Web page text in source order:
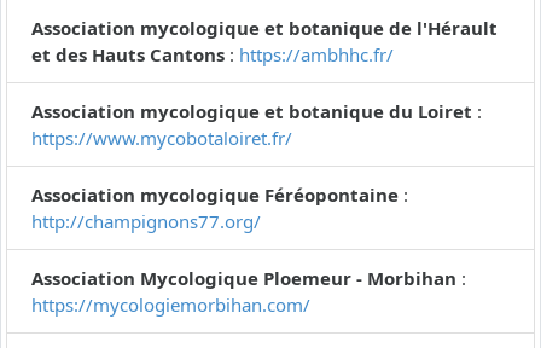
Association mycologique et botanique de l'Hérault
et des Hauts Cantons : https://ambhhc.fr/
Association mycologique et botanique du Loiret :
https://www.mycobotaloiret.fr/
Association mycologique Féréopontaine :
http://champignons77.org/
Association Mycologique Ploemeur - Morbihan :
https://mycologiemorbihan.com/